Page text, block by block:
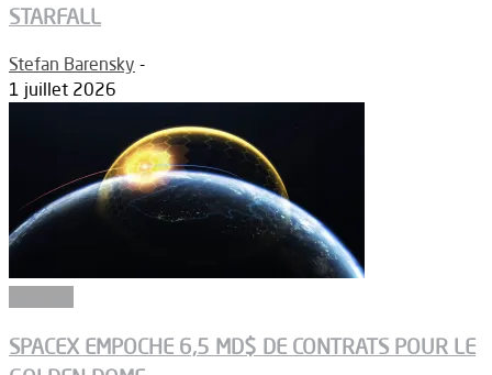
STARFALL
Stefan Barensky -
1 juillet 2026
SPACEX EMPOCHE 6,5 MD$ DE CONTRATS POUR LE